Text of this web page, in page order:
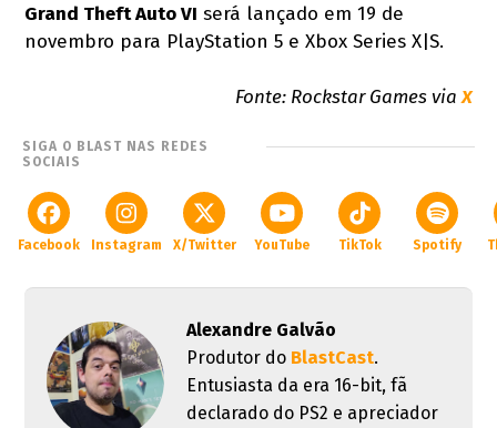
Grand Theft Auto VI será lançado em 19 de
novembro para PlayStation 5 e Xbox Series X|S.
Fonte: Rockstar Games viaX
SIGA O BLAST NAS REDES
SOCIAIS
Facebook Instagram X/Twitter YouTube TikTok Spotify
Alexandre Galvão
Produtor do BlastCast.
Entusiasta da era 16-bit, fã
declarado do PS2 e apreciador